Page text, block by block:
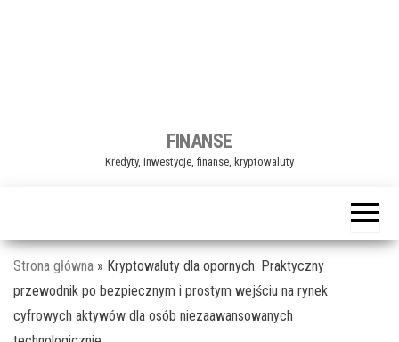
FINANSE
Kredyty, inwestycje, finanse, kryptowaluty
Strona główna » Kryptowaluty dla opornych: Praktyczny
przewodnik po bezpiecznym i prostym wejściu na rynek
cyfrowych aktywów dla osób niezaawansowanych